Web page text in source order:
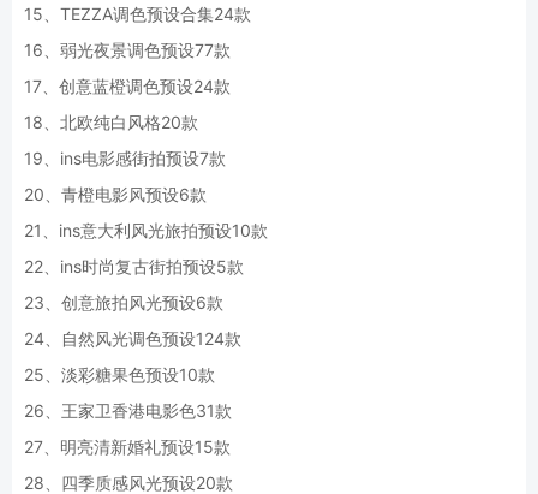
15、TEZZA调色预设合集24款
16、弱光夜景调色预设77款
17、创意蓝橙调色预设24款
18、北欧纯白风格20款
19、ins电影感街拍预设7款
20、青橙电影风预设6款
21、ins意大利风光旅拍预设10款
22、ins时尚复古街拍预设5款
23、创意旅拍风光预设6款
24、自然风光调色预设124款
25、淡彩糖果色预设10款
26、王家卫香港电影色31款
27、明亮清新婚礼预设15款
28、四季质感风光预设20款